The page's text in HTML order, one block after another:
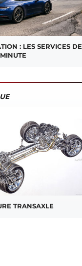
: LES SERVICES DE
TRANSAXLE